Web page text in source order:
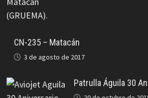
CN-235 – Matacán
3 de agosto de 2017
Patrulla Águila 30